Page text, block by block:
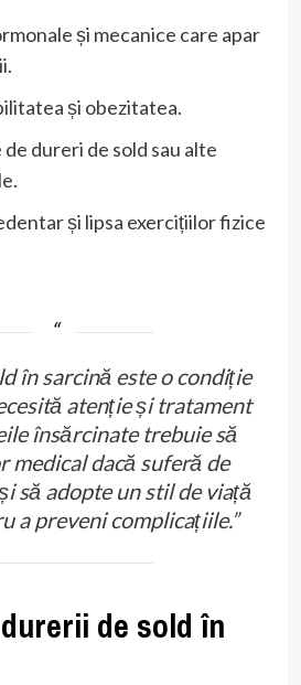
și mecanice care apar
și obezitatea.
dureri de sold sau alte
și lipsa exercițiilor fizice
în sarcină este o condiție
atenție și tratament
însărcinate trebuie să
medical dacă suferă de
să adopte un stil de viață
a preveni complicațiile.”
de sold în